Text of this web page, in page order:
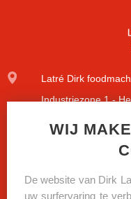
Latré Dirk
Industriezone 1 -
Diamantstraat 9
+32(0)51/51.09.84
WIJ
De website van Dirk
uw surfervaring te